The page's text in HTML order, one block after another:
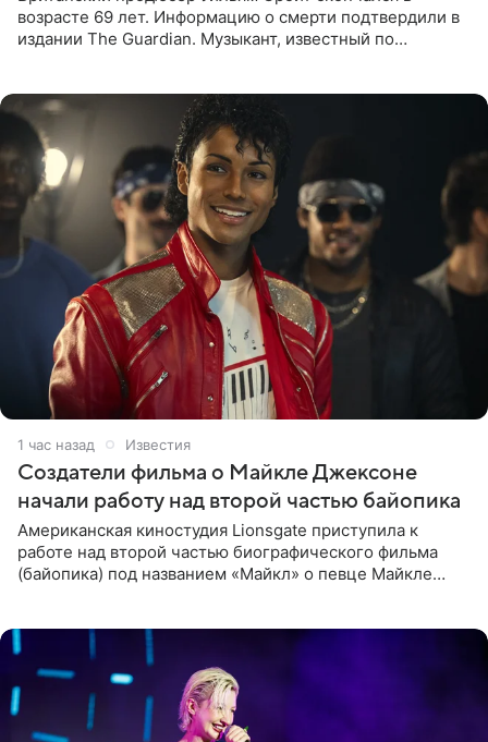
возрасте 69 лет. Информацию о смерти подтвердили в
издании The Guardian. Музыкант, известный по
1 час назад Известия
Создатели фильма о Майкле Джексоне
начали работу над второй частью байопика
Американская киностудия Lionsgate приступила к
работе над второй частью биографического фильма
(байопика) под названием «Майкл» о певце Майкле